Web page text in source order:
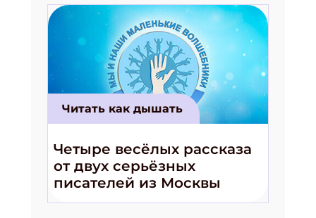
Читать как дышать
Четыре весёлых рассказа
от двух серьёзных
писателей из Москвы